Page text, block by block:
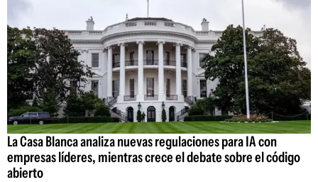
La Casa Blanca analiza nuevas regulaciones para IA con
empresas líderes, mientras crece el debate sobre el código
abierto